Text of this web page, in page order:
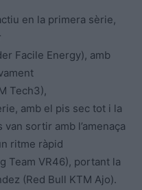
en la primera sèrie,
Facile Energy), amb
Tech3),
amb el pis sec tot i la
sortir amb l’amenaça
ritme ràpid
Team VR46), portant la
(Red Bull KTM Ajo).